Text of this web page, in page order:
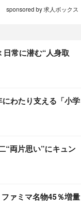
sponsored by 求人ボックス
日常に潜む“人身取
わたり支える「小学
“両片思い”にキュン
ァミマ名物45％増量